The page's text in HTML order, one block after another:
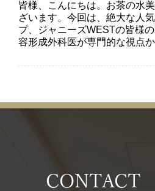
皆様、こんにちは。お茶の水
ざいます。今回は、絶大な人
プ、ジャニーズWESTの皆様
容形成外科医が専門的な視点
CONTACT